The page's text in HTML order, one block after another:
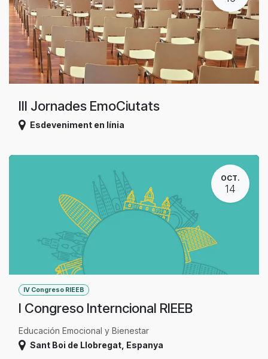
III Jornades EmoCiutats
Esdeveniment en línia
OCT.
14
IV Congreso RIEEB
I Congreso Interncional RIEEB
Educación Emocional y Bienestar
Sant Boi de Llobregat Espanya